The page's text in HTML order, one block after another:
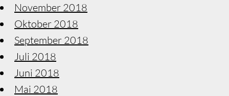
November 2018
Oktober 2018
September 2018
Juli 2018
Juni 2018
Mai 2018